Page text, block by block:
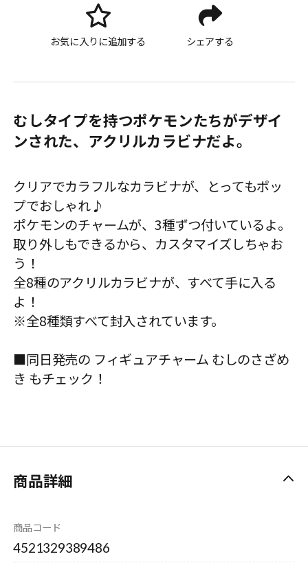
お気に入りに追加する シェアする
むしタイプを持つポケモンたちがデザイ
ンされた、アクリルカラビナだよ。
クリアでカラフルなカラビナが、とってもポッ
プでおしゃれ♪
ポケモンのチャームが、3種ずつ付いているよ。
取り外しもできるから、カスタマイズしちゃお
う！
全8種のアクリルカラビナが、すべて手に入る
よ！
※全8種類すべて封入されています。
■同日発売の フィギュアチャーム むしのさざめ
き もチェック！
商品詳細
商品コード
4521329389486